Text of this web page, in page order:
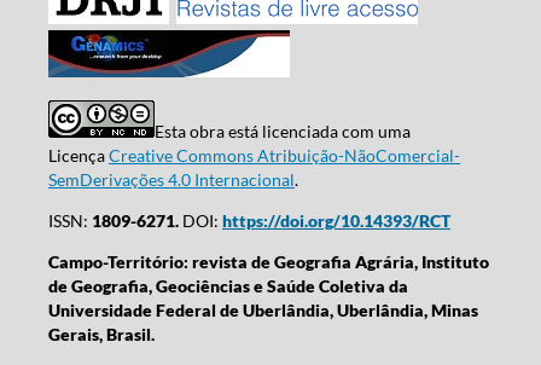
Esta obra está licenciada com uma
LicençaCreative Commons Atribuição-NãoComercial-
SemDerivações 4.0 Internacional.
ISSN: 1809-6271.DOI: https://doi.org/10.14393/RCT
Campo-Território: revista de Geografia Agrária, Instituto
de Geografia, Geociências e Saúde Coletiva da
Universidade Federal de Uberlândia, Uberlândia, Minas
Gerais, Brasil.